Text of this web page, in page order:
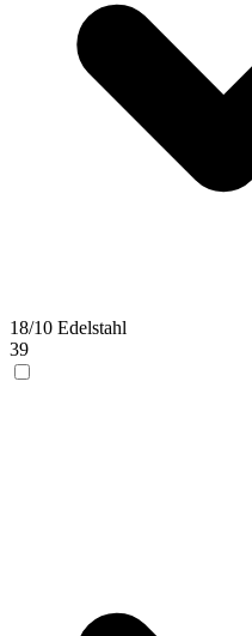
18/10 Edelstahl
39